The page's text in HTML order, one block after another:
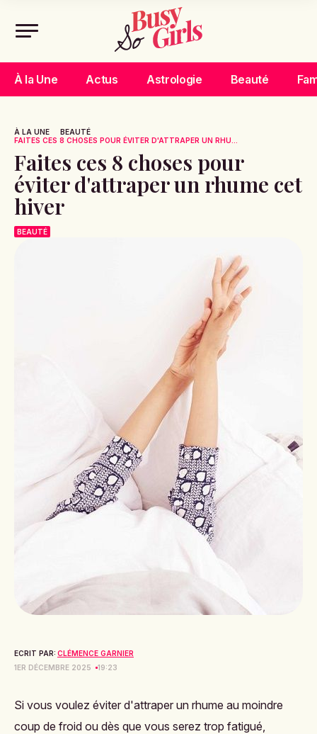
À la Une Actus Astrologie Beauté
À LA UNE
BEAUTÉ
FAITES CES 8 CHOSES POUR ÉVITER D'ATTRAPER UN RHU...
Faites ces 8 choses pour
éviter d'attraper un rhume cet
hiver
BEAUTÉ
ECRIT PAR: CLÉMENCE GARNIER
1ER DÉCEMBRE 2025
19:23
Si vous voulez éviter d'attraper un rhume au moindre
coup de froid ou dès que vous serez trop fatigué,